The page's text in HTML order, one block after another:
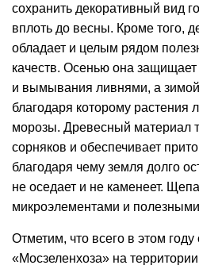
сохранить декоративный вид
вплоть до весны. Кроме того,
обладает и целым рядом
качеств. Осенью она
и вымывания ливнями, а
благодаря которому растения
морозы. Древесный материал
сорняков и обеспечивает
благодаря чему земля долго
не оседает и не каменеет.
микроэлементами и
Отметим, что всего в этом
«Мосзеленхоза» на